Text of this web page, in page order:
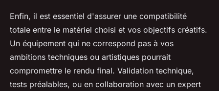
Enfin, il est essentiel d'assurer une compatibilité
totale entre le matériel choisi et vos objectifs créatifs.
Un équipement qui ne correspond pas à vos
ambitions techniques ou artistiques pourrait
compromettre le rendu final. Validation technique,
tests préalables, ou en collaboration avec un expert